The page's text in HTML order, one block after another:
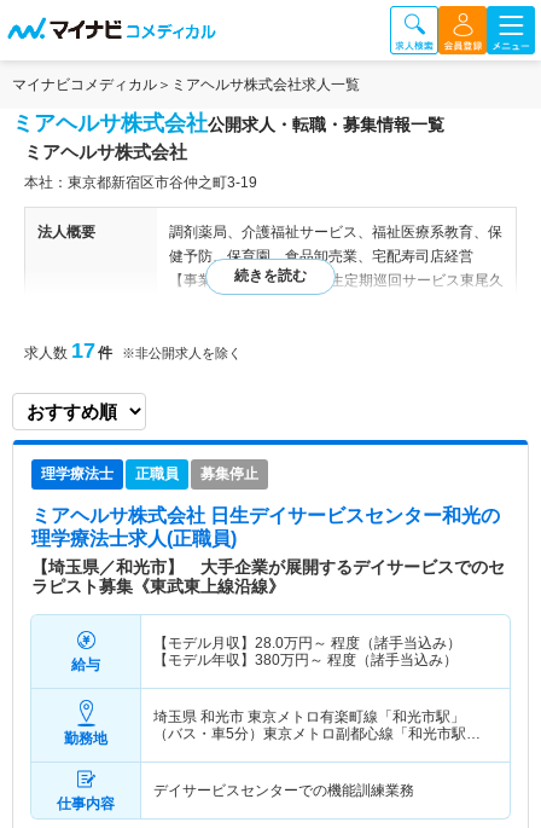
マイナビコメディカル ミアヘルサ株式会社求人一覧
ミアヘルサ株式会社公開求人・転職・募集情報一覧
ミアヘルサ株式会社
本社：東京都新宿区市谷仲之町3-19
法人概要
調剤薬局、介護福祉サービス、福祉医療系教育、保
健予防、保育園、食品卸売業、宅配寿司店経営
【事業所】 【東京】 ■日生定期巡回サービス東尾久
OPEN） 東京都板橋区南常盤台1-22-7サンシュウビ
浦和区東高砂町27－12 ■日生定期巡回サービス八
潮 埼玉県八潮市大字二丁目52-3 シノダハイツIII 10
市猫実4-18-34 井上ビル301
特色
ミアヘルサ株式会社は、ミッションとして「少子高
齢化社会の課題に挑戦し、地域社会を明るく元気に
する。」を掲げ、保健・医療・介護・福祉を繋ぐ
『地域包括ケア』の実現を目指し幅広い事業を展開
しております。各事業部ごとに研修・教育制度を充
実させ、各分野のプロフェッショナルへの道を着実
に歩んで頂けるよう取り組んでいます。 2011年に
は、全国に先駆けて『地域包括ケアシステム』構築
を推進してきた埼玉県和光市にサービス付高齢者向
け住宅「ミアヘルサオアシス和光」を開設していま
求人数 17件 ※非公開求人を除く
理学療法士 正職員 募集停止
ミアヘルサ株式会社 日生デイサービスセンター和光の
理学療法士求人(正職員)
【埼玉県／和光市】 大手企業が展開するデイサービスでのセ
ラピスト募集《東武東上線沿線》
給与
【モデル月収】 28.0万円～ 程度（諸手当込み）
【モデル年収】 380万円～ 程度（諸手当込み）
勤務地
埼玉県 和光市 東京メトロ有楽町線「和光市駅」
（バス・車5分）東京メトロ副都心線「和光市駅」
仕事内容
デイサービスセンターでの機能訓練業務